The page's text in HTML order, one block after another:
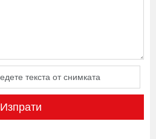
Изпрати